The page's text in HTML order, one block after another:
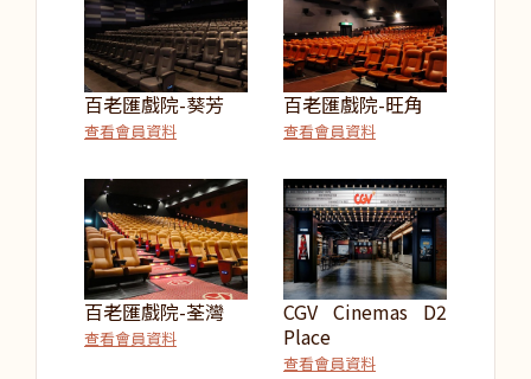
百老匯戲院-葵芳
查看會員資料
百老匯戲院-旺角
查看會員資料
百老匯戲院-荃灣
查看會員資料
CGV Cinemas D2
Place
查看會員資料